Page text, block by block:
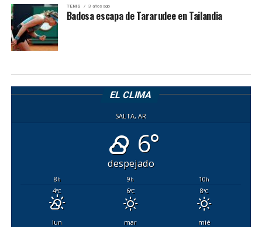
TENIS 3 años ago
Badosa escapa de Tararudee en Tailandia
EL CLIMA
SALTA, AR
6°
despejado
8h 9h 10h
4°C 6°C 8°C
lun mar
mié